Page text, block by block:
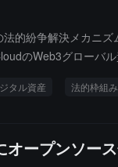
的紛争解決メカニ
のWeb3グローバ
タル資産 法的枠組み
ープンソー